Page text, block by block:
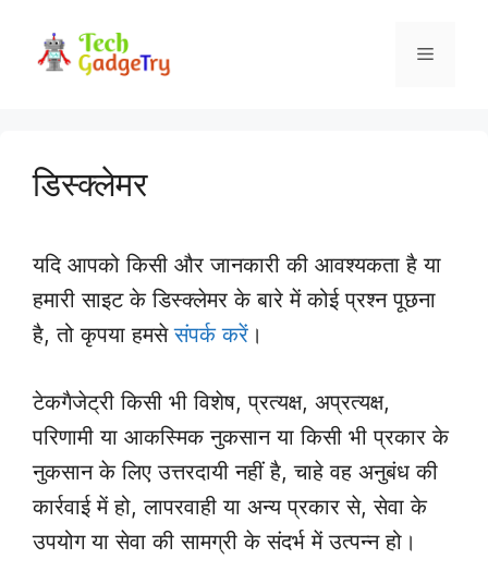
Menu
डिस्क्लेमर
यदि आपको किसी और जानकारी की आवश्यकता है या
हमारी साइट के डिस्क्लेमर के बारे में कोई प्रश्न पूछना
है, तो कृपया हमसेसंपर्क करें ।
टेकगैजेट्री किसी भी विशेष, प्रत्यक्ष, अप्रत्यक्ष,
परिणामी या आकस्मिक नुकसान या किसी भी प्रकार के
नुकसान के लिए उत्तरदायी नहीं है, चाहे वह अनुबंध की
कार्रवाई में हो, लापरवाही या अन्य प्रकार से, सेवा के
उपयोग या सेवा की सामग्री के संदर्भ में उत्पन्न हो।